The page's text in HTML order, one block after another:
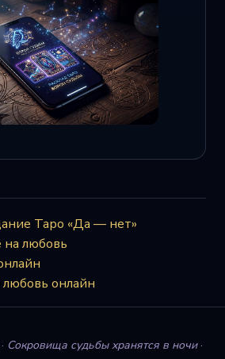
Таро «Да — нет»
на любовь
онлайн
· Сокровища судьбы хранятся в ночи·